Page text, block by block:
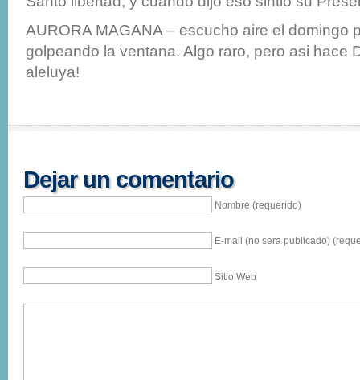
AURORA MAGANA – escucho aire el domingo
golpeando la ventana. Algo raro, pero asi hace
aleluya!
Dejar un comentario
Nombre (requerido)
E-mail (no sera publicado)
Sitio Web